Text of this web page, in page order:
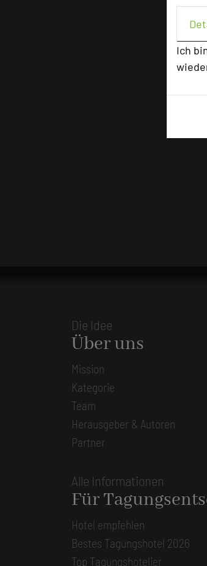
Ich
Die Idee
Über uns
Mission
Kategorie
Team
Herausgeber & Autoren
Partner
Alle Informationen
Für
Hotel empfehlen
Bestes Tagungshotel 2026
Top Tagungshotelier